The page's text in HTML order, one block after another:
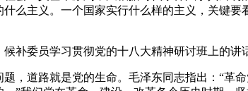
么主义。一个国家实行什么样的主义，关键要
委员学习贯彻党的十八大精神研讨班上的讲
道路就是党的生命。毛泽东同志指出：“革命